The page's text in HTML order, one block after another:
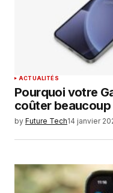
site dans le
commentaire.
SUBMIT COMMENT
ACTUALITÉS
Pourquoi votre
coûter beaucoup
by Future Tech14 janvier